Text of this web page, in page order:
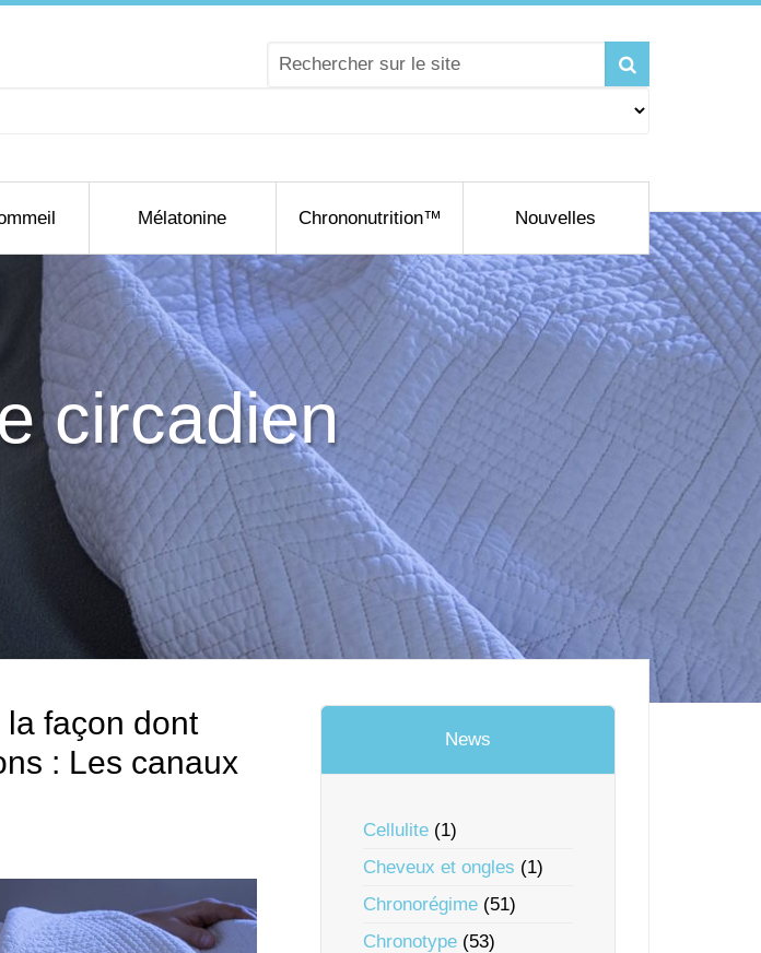
Mélatonine Chrononutrition™ Nouvelles
circadien
la façon dont
: Les canaux
News
Cellulite (1)
Cheveux et ongles (1)
Chronorégime (51)
Chronotype (53)